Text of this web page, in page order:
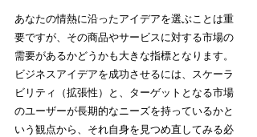
あなたの情熱に沿ったアイデアを選ぶことは重
要ですが、その商品やサービスに対する市場の
需要があるかどうかも大きな指標となります。
ビジネスアイデアを成功させるには、スケーラ
ビリティ（拡張性）と、ターゲットとなる市場
のユーザーが長期的なニーズを持っているかと
いう観点から、それ自身を見つめ直してみる必